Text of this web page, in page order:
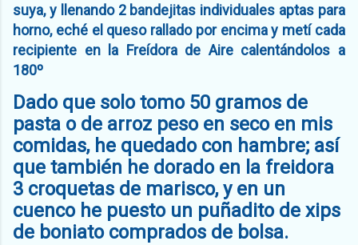
suya, y llenando 2 bandejitas individuales aptas para
horno, eché el queso rallado por encima y metí cada
recipiente en la Freídora de Aire calentándolos a
180º
Dado que solo tomo 50 gramos de
pasta o de arroz peso en seco en mis
comidas, he quedado con hambre; así
que también he dorado en la freidora
3 croquetas de marisco, y en un
cuenco he puesto un puñadito de xips
de boniato comprados de bolsa.